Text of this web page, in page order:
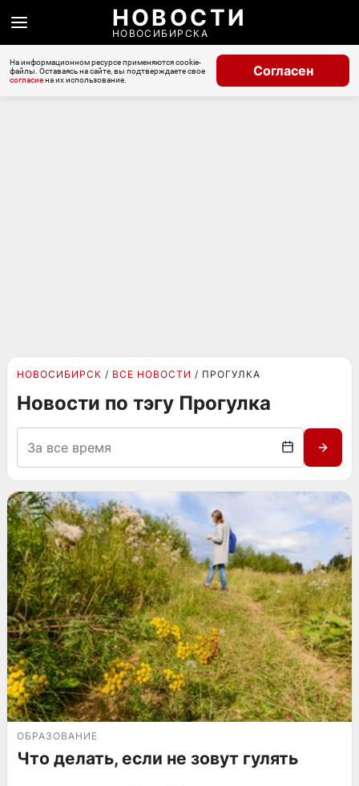
НОВОСТИ
НОВОСИБИРСКА
На информационном ресурсе применяются cookie-
файлы. Оставаясь на сайте, вы подтверждаете свое
согласиена их использование.
Согласен
НОВОСИБИРСК ВСЕ НОВОСТИ ПРОГУЛКА
Новости по тэгу Прогулка
ОБРАЗОВАНИЕ
Что делать, если не зовут гулять